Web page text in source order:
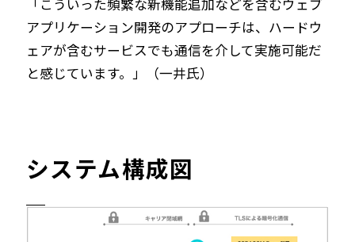
「こういった頻繁な新機能追加などを含むウェブ
アプリケーション開発のアプローチは、ハードウ
ェアが含むサービスでも通信を介して実施可能だ
と感じています。」（一井氏）
システム構成図